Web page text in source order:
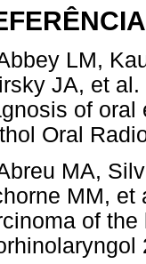
LM,
JA, et
of oral
Oral
MA,
MM, et
of